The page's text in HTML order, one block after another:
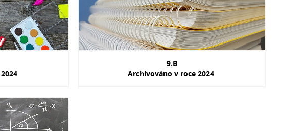
9.B
Archivováno v roce 2024